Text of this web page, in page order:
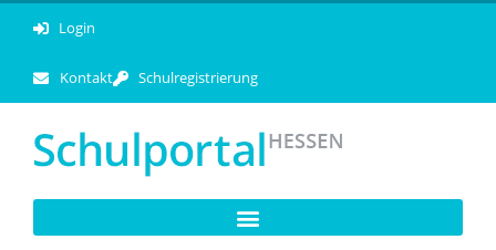
Login
Kontakt Schulregistrierung